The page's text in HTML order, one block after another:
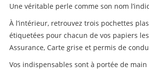
Une véritable perle comme son nom
À l’intérieur, retrouvez trois pochettes
étiquetées pour chacun de vos papiers
Assurance, Carte grise et permis de
Vos indispensables sont à portée de